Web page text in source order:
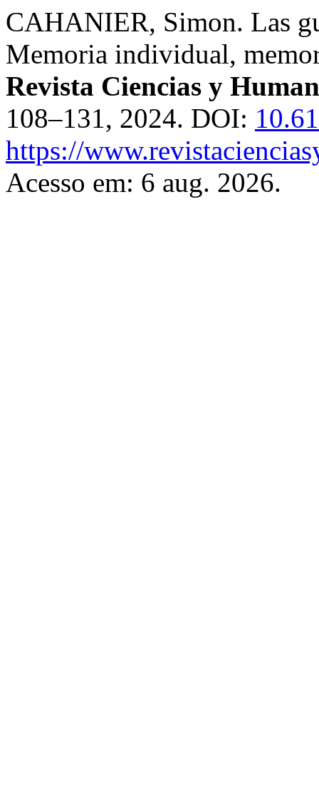
CAHANIER, Simon. Las
Memoria individual,
Revista Ciencias y
108–131, 2024. DOI:
https://
Acesso em: 6 aug. 2026.